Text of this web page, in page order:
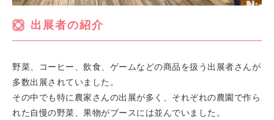
出展者の紹介
野菜、コーヒー、飲食、ゲームなどの商品を扱う出展者さんが
多数出展されていました。
その中でも特に農家さんの出展が多く、それぞれの農園で作ら
れた自慢の野菜、果物がブースには並んでいました。